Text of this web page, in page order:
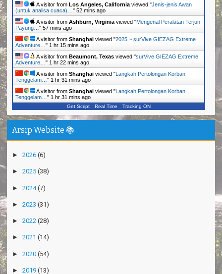
A visitor from Los Angeles, California viewed "Jenis-jenis Awan
(untuk analisa cuaca)… " 52 mins ago
A visitor from Ashburn, Virginia viewed "Mengenal Peralatan Terjun
Payung… " 57 mins ago
A visitor from Shanghai viewed "2025 ~ surVive GIEZAG Extreme
Adventure… " 1 hr 15 mins ago
A visitor from Beaumont, Texas viewed "surVive GIEZAG Extreme
Adventure… " 1 hr 22 mins ago
A visitor from Shanghai viewed "Langkah Pertolongan Korban
Tenggelam… " 1 hr 31 mins ago
A visitor from Shanghai viewed "Langkah Pertolongan Korban
Tenggelam… " 1 hr 31 mins ago
Get Script Real Time Tracking ON
Arsip Website 📚
► 2026 (6)
► 2025 (38)
► 2024(7)
► 2023 (31)
► 2022 (28)
► 2021 (14)
► 2020 (54)
► 2019 (13)